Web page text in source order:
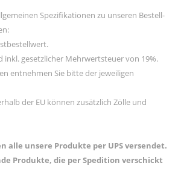
Spezifikationen zu unseren Bestell-
inkl. gesetzlicher Mehrwertsteuer von 19%.
entnehmen Sie bitte der jeweiligen
der EU können zusätzlich Zölle und
alle unsere Produkte per UPS versendet.
Produkte, die per Spedition verschickt